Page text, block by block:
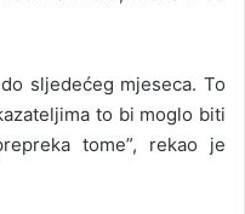
sljedećeg mjeseca. To
to bi moglo biti
tome”, rekao je